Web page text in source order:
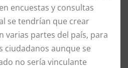
encuestas y consultas
se tendrían que crear
varias partes del país, para
ciudadanos aunque se
no sería vinculante